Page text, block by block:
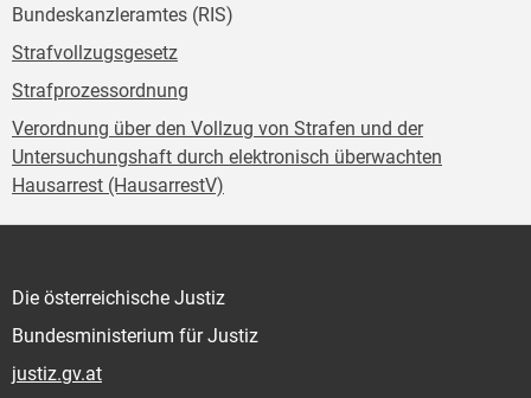
Bundeskanzleramtes (RIS)
Strafvollzugsgesetz
Strafprozessordnung
Verordnung über den Vollzug von Strafen und der
Untersuchungshaft durch elektronisch überwachten
Hausarrest (HausarrestV)
Die österreichische Justiz
Bundesministerium für Justiz
justiz.gv.at